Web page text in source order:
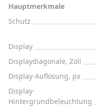
Hauptmerkmale
Schutz
Display
Displaydiagonale, Zoll
Display-Auflösung, px
Display-
Hintergrundbeleuchtung